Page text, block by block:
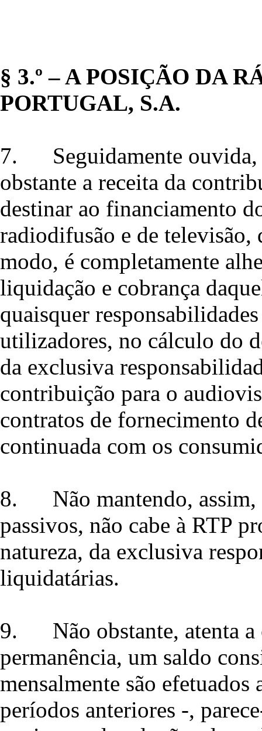
§ 3.º – A POSIÇÃO DA
PORTUGAL, S.A.
7.
Seguidamente
obstante a receita da
destinar ao financiamento
radiodifusão e de televisão,
modo, é completamente
liquidação e cobrança
quaisquer
utilizadores, no cálculo do
da exclusiva
contribuição para o
contratos de fornecimento
continuada com os
8.
Não mantendo,
passivos, não cabe à RTP
natureza, da exclusiva
liquidatárias.
9.
Não obstante, atenta
permanência, um saldo
mensalmente são
períodos anteriores -,